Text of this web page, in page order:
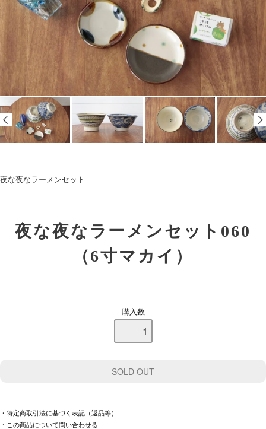
夜な夜なラーメンセット
夜な夜なラーメンセット060
（6寸マカイ）
購入数
・特定商取引法に基づく表記（返品等）
・この商品について問い合わせる